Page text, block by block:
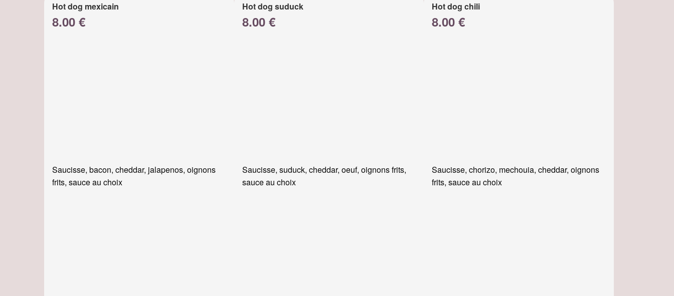
Hot dog mexicain
8.00 €
Saucisse, bacon, cheddar, jalapenos, oignons
frits, sauce au choix
Hot dog suduck
8.00 €
Saucisse, suduck, cheddar, oeuf, oignons frits,
sauce au choix
Hot dog chili
8.00 €
Saucisse, chorizo, mechouia, cheddar, oignons
frits, sauce au choix